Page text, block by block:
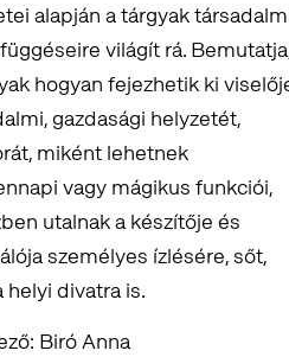
alapján a tárgyak
világít rá.
hogyan fejezhetik ki
gazdasági helyzetét,
miként lehetnek
vagy mágikus funkciói,
utalnak a készítője és
személyes ízlésére, sőt,
helyi divatra is.
Biró Anna